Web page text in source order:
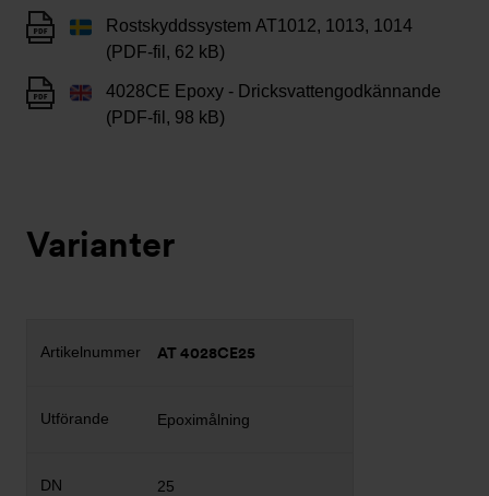
Rostskyddssystem AT1012, 1013, 1014
(PDF-fil, 62 kB)
4028CE Epoxy - Dricksvattengodkännande
(PDF-fil, 98 kB)
Varianter
AT 4028CE25
Epoximålning
25